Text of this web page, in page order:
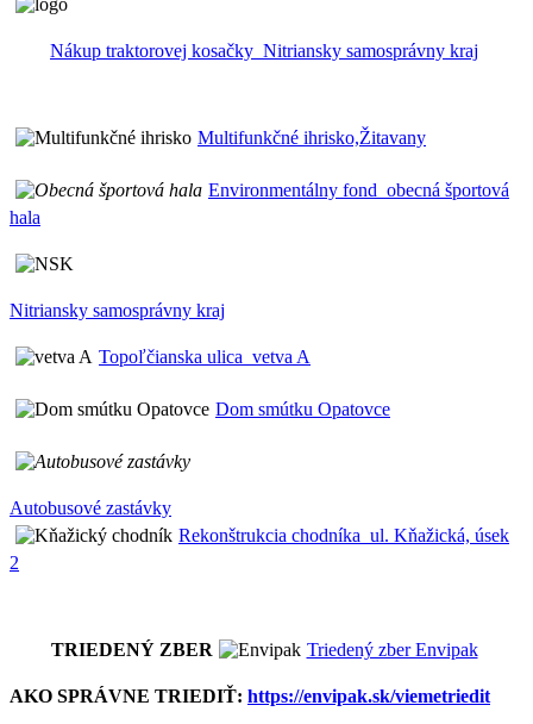
Nákup traktorovej kosačky_Nitriansky samosprávny kraj
Multifunkčné ihrisko,Žitavany
Environmentálny fond_obecná športová
hala
Nitriansky samosprávny kraj
Topoľčianska ulica_vetva A
Dom smútku Opatovce
Autobusové zastávky
Rekonštrukcia chodníka_ul. Kňažická, úsek
2
TRIEDENÝ ZBER Triedený zber Envipak
AKO SPRÁVNE TRIEDIŤ: https://envipak.sk/viemetriedit